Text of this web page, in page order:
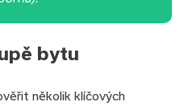
bytu
několik klíčových